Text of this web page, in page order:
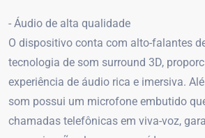
- Áudio de alta qualidade
O dispositivo conta com alto-falantes
tecnologia de som surround 3D,
experiência de áudio rica e imersiva.
som possui um microfone embutido
chamadas telefônicas em viva-voz,